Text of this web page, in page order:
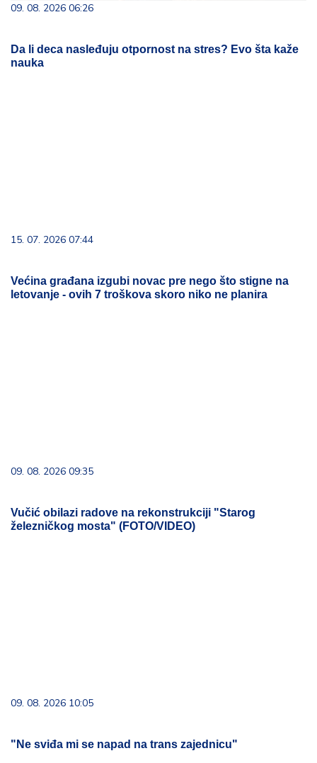
09. 08. 2026 06:26
Da li deca nasleđuju otpornost na stres? Evo šta kaže
nauka
15. 07. 2026 07:44
Većina građana izgubi novac pre nego što stigne na
letovanje - ovih 7 troškova skoro niko ne planira
09. 08. 2026 09:35
Vučić obilazi radove na rekonstrukciji "Starog
železničkog mosta" (FOTO/VIDEO)
09. 08. 2026 10:05
"Ne sviđa mi se napad na trans zajednicu"